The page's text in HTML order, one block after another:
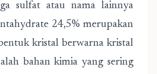
sulfat atau nama lainnya
24,5% merupakan
kristal berwarna kristal
bahan kimia yang sering